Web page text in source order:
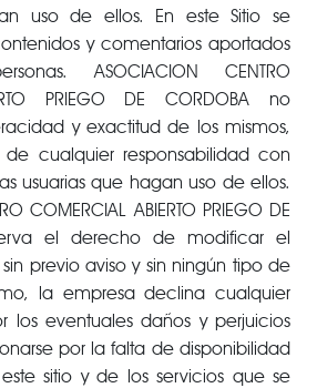
uso de ellos. En este Sitio se
y comentarios aportados
ASOCIACION CENTRO
PRIEGO DE CORDOBA no
y exactitud de los mismos,
cualquier responsabilidad con
usuarias que hagan uso de ellos.
COMERCIAL ABIERTO PRIEGO DE
el derecho de modificar el
previo aviso y sin ningún tipo de
la empresa declina cualquier
los eventuales daños y perjuicios
por la falta de disponibilidad
sitio y de los servicios que se